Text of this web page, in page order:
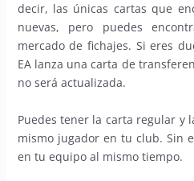
decir, las únicas cartas que
nuevas, pero puedes
mercado de fichajes. Si eres
EA lanza una carta de
no será actualizada.
Puedes tener la carta regular y
mismo jugador en tu club. Sin
en tu equipo al mismo tiempo.